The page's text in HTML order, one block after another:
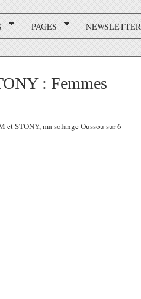
PAGES NEWSLETTER
: Femmes
STONY, ma solange Oussou sur 6